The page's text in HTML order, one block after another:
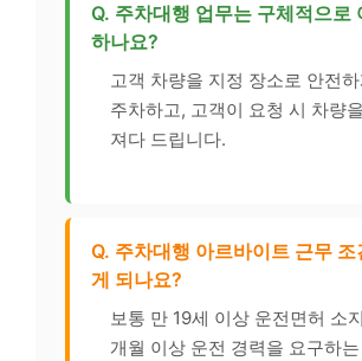
Q. 주차대행 업무는 구체적으로
하나요?
고객 차량을 지정 장소로 안전
주차하고, 고객이 요청 시 차량
져다 드립니다.
Q. 주차대행 아르바이트 근무 조
게 되나요?
보통 만 19세 이상 운전면허 소
개월 이상 운전 경력을 요구하